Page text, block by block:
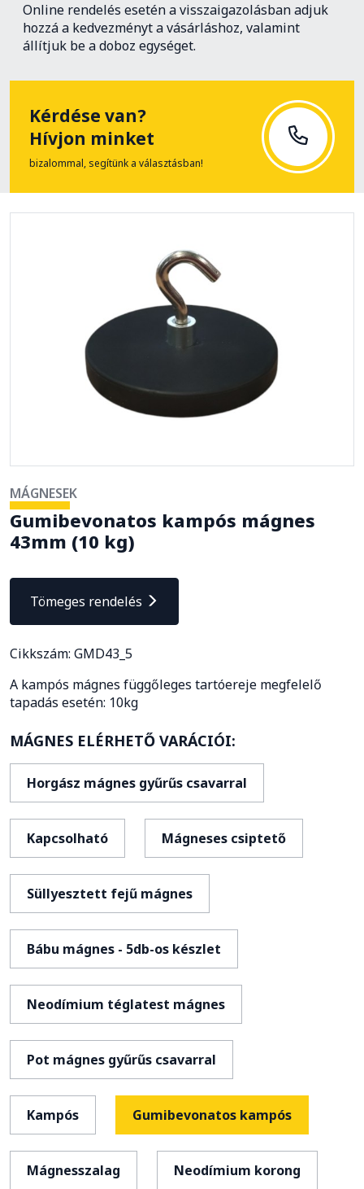
Online rendelés esetén a visszaigazolásban adjuk
hozzá a kedvezményt a vásárláshoz, valamint
állítjuk be a doboz egységet.
Kérdése van?
Hívjon minket
bizalommal, segítünk a választásban!
MÁGNESEK
Gumibevonatos kampós mágnes
43mm (10 kg)
Tömeges rendelés
Cikkszám: GMD43_5
A kampós mágnes függőleges tartóereje megfelelő
tapadás esetén: 10kg
MÁGNES ELÉRHETŐ VARÁCIÓI:
Horgász mágnes gyűrűs csavarral
Kapcsolható Mágneses csiptető
Süllyesztett fejű mágnes
Bábu mágnes - 5db-os készlet
Neodímium téglatest mágnes
Pot mágnes gyűrűs csavarral
Kampós Gumibevonatos kampós
Mágnesszalag Neodímium korong